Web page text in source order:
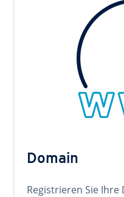
Domain
Registrieren Sie Ihre